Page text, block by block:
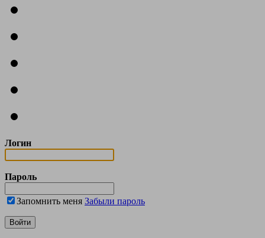
Логин
Пароль
Запомнить меня Забыли пароль